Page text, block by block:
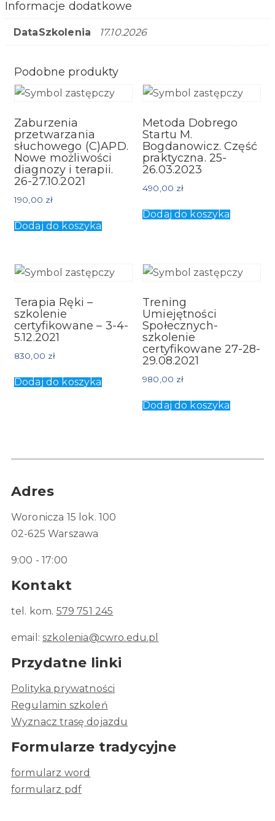
Informacje dodatkowe
DataSzkolenia 17.10.2026
Podobne produkty
Zaburzenia
przetwarzania
słuchowego (C)APD.
Nowe możliwości
diagnozy i terapii.
26-27.10.2021
190,00 zł
Dodaj do koszyka
Metoda Dobrego
Startu M.
Bogdanowicz. Część
praktyczna. 25-
26.03.2023
490,00 zł
Dodaj do koszyka
Terapia Ręki –
szkolenie
certyfikowane – 3-4-
5.12.2021
830,00 zł
Dodaj do koszyka
Trening
Umiejętności
Społecznych-
szkolenie
certyfikowane 27-28-
29.08.2021
980,00 zł
Dodaj do koszyka
Adres
Woronicza 15 lok. 100
02-625 Warszawa
9:00 - 17:00
Kontakt
tel. kom. 579 751 245
email:szkolenia@cwro.edu.pl
Przydatne linki
Polityka prywatności
Regulamin szkoleń
Wyznacz trasę dojazdu
Formularze tradycyjne
formularz word
formularz pdf